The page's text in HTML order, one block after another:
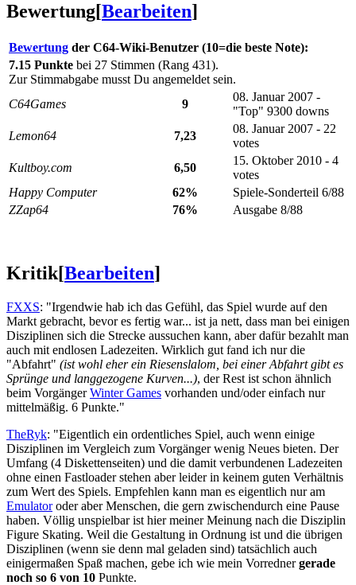
Bewertung[Bearbeiten]
Bewertung der C64-Wiki-Benutzer (10=die beste Note):
7.15 Punkte bei 27 Stimmen (Rang 431).
Zur Stimmabgabe musst Du angemeldet sein.
C64Games
9
08. Januar 2007 -
"Top" 9300 downs
Lemon64
7,23
08. Januar 2007 - 22
votes
Kultboy.com
6,50
15. Oktober 2010 - 4
votes
Happy Computer
62%
Spiele-Sonderteil 6/88
ZZap64
76% Ausgabe 8/88
Kritik[Bearbeiten]
FXXS: "Irgendwie hab ich das Gefühl, das Spiel wurde auf den
Markt gebracht, bevor es fertig war... ist ja nett, dass man bei einigen
Disziplinen sich die Strecke aussuchen kann, aber dafür bezahlt man
auch mit endlosen Ladezeiten. Wirklich gut fand ich nur die
"Abfahrt" (ist wohl eher ein Riesenslalom, bei einer Abfahrt gibt es
Sprünge und langgezogene Kurven...), der Rest ist schon ähnlich
beim VorgängerWinter Games vorhanden und/oder einfach nur
mittelmäßig. 6 Punkte."
TheRyk: "Eigentlich ein ordentliches Spiel, auch wenn einige
Disziplinen im Vergleich zum Vorgänger wenig Neues bieten. Der
Umfang (4 Diskettenseiten) und die damit verbundenen Ladezeiten
ohne einen Fastloader stehen aber leider in keinem guten Verhältnis
zum Wert des Spiels. Empfehlen kann man es eigentlich nur am
Emulatoroder aber Menschen, die gern zwischendurch eine Pause
haben. Völlig unspielbar ist hier meiner Meinung nach die Disziplin
Figure Skating. Weil die Gestaltung in Ordnung ist und die übrigen
Disziplinen (wenn sie denn mal geladen sind) tatsächlich auch
einigermaßen Spaß machen, gebe ich wie mein Vorrednergerade
noch so 6 von 10 Punkte.